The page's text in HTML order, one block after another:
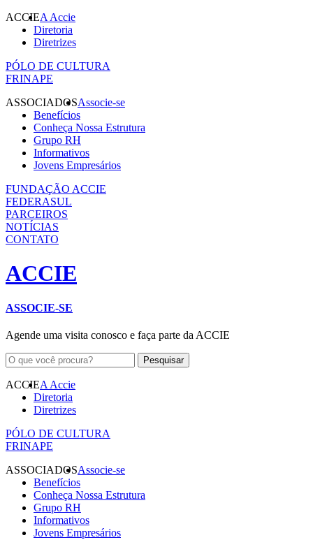
ACCIEA Accie
Diretoria
Diretrizes
PÓLO DE CULTURA
FRINAPE
ASSOCIADOSAssocie-se
Benefícios
Conheça Nossa Estrutura
Grupo RH
Informativos
Jovens Empresários
FUNDAÇÃO ACCIE
FEDERASUL
PARCEIROS
NOTÍCIAS
CONTATO
ACCIE
ASSOCIE-SE
Agende uma visita conosco e faça parte da ACCIE
ACCIEA Accie
Diretoria
Diretrizes
PÓLO DE CULTURA
FRINAPE
ASSOCIADOSAssocie-se
Benefícios
Conheça Nossa Estrutura
Grupo RH
Informativos
Jovens Empresários